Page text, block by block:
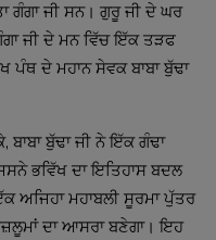
ਗੰਗਾ ਜੀ ਸਨ। ਗੁਰੂ ਜੀ ਦੇ ਘਰ
ਜੀ ਦੇ ਮਨ ਵਿੱਚ ਇੱਕ ਤੜਫ
ਪੰਥ ਦੇ ਮਹਾਨ ਸੇਵਕ ਬਾਬਾ ਬੁੱਢਾ
ਬਾਬਾ ਬੁੱਢਾ ਜੀ ਨੇ ਇੱਕ ਗੰਢਾ
ਭਵਿੱਖ ਦਾ ਇਤਿਹਾਸ ਬਦਲ
ਅਜਿਹਾ ਮਹਾਬਲੀ ਸੂਰਮਾ ਪੁੱਤਰ
ਦਾ ਆਸਰਾ ਬਣੇਗਾ। ਇਹ